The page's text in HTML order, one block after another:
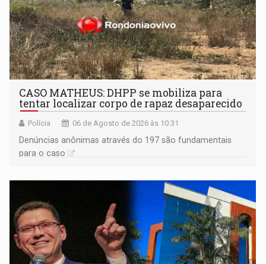
CASO MATHEUS: DHPP se mobiliza para
tentar localizar corpo de rapaz desaparecido
Polícia 06 de Agosto de 2026 às 10:31
Denúncias anônimas através do 197 são fundamentais
para o caso